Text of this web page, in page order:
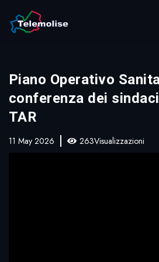
Piano Operativo
conferenza dei
TAR
11 May 2026 263Visualizzazioni